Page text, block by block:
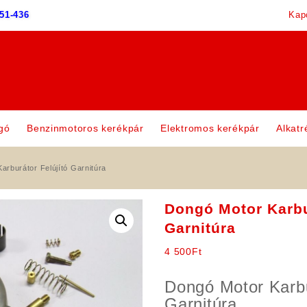
436
Benzinmotoros kerékpár Elektromos kerékpár
Felújító Garnitúra
Dongó Motor
Garnitúra
4 500Ft
Dongó Motor